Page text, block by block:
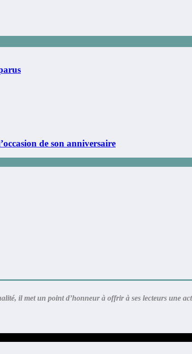
de son anniversaire
il met un point d’honneur à offrir à ses lecteurs une